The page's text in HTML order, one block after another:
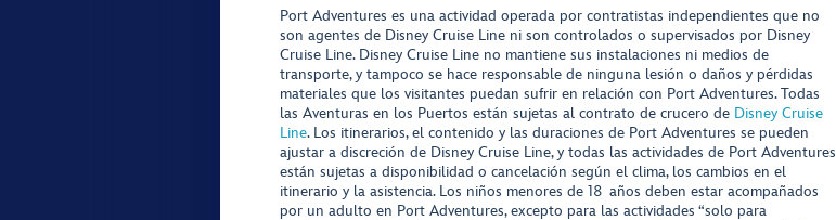
Port Adventures es una actividad operada por contratistas independientes que no
son agentes de Disney Cruise Line ni son controlados o supervisados por Disney
Cruise Line. Disney Cruise Line no mantiene sus instalaciones ni medios de
transporte, y tampoco se hace responsable de ninguna lesión o daños y pérdidas
materiales que los visitantes puedan sufrir en relación con Port Adventures. Todas
las Aventuras en los Puertos están sujetas al contrato de crucero de Disney Cruise
Line. Los itinerarios, el contenido y las duraciones de Port Adventures se pueden
ajustar a discreción de Disney Cruise Line, y todas las actividades de Port Adventures
están sujetas a disponibilidad o cancelación según el clima, los cambios en el
itinerario y la asistencia. Los niños menores de 18 años deben estar acompañados
por un adulto en Port Adventures, excepto para las actividades “solo para